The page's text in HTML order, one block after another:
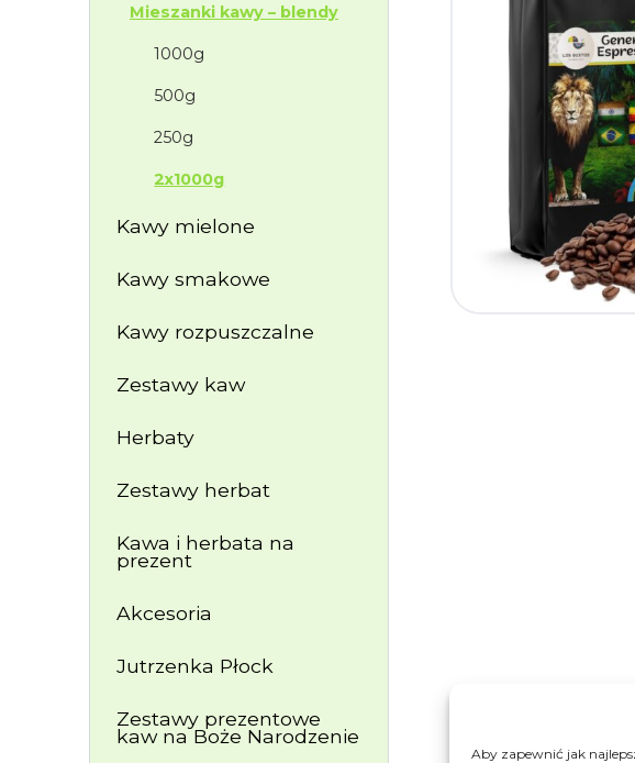
Aby zapewnić jak
Mieszanki kawy – blendy
1000g
500g
250g
2x1000g
Kawy mielone
Kawy smakowe
Kawy rozpuszczalne
Zestawy kaw
Herbaty
Zestawy herbat
Kawa i herbata na
prezent
Akcesoria
Jutrzenka Płock
Zestawy prezentowe
kaw na Boże Narodzenie